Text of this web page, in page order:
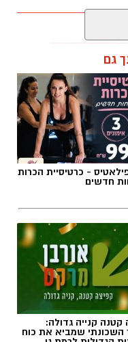
מתבקש לפנות
של רמת גן נט ב-
גם
- כרטיסיית הכרות
חדשים
קטנה קנייה גדולה:
השכונתי שמביא את כוח